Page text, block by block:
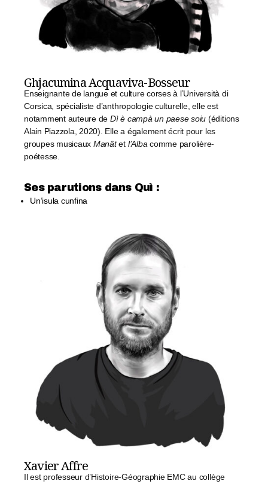
Ghjacumina Acquaviva-Bosseur
Enseignante de langue et culture corses à l’Università di
Corsica, spécialiste d’anthropologie culturelle, elle est
notamment auteure de Dì è campà un paese soiu (éditions
Alain Piazzola, 2020). Elle a également écrit pour les
groupes musicaux Manâtet l’Albacomme parolière-
poétesse.
Ses parutions dans Quì :​
Un’isula cunfina
Xavier Affre
Il est professeur d’Histoire-Géographie EMC au collège